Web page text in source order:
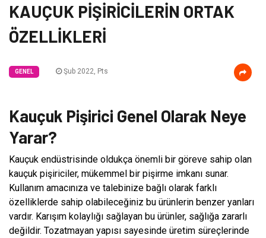
KAUÇUK PİŞİRİCİLERİN ORTAK
ÖZELLİKLERİ
GENEL Şub 2022, Pts
Kauçuk Pişirici Genel Olarak Neye
Yarar?
Kauçuk endüstrisinde oldukça önemli bir göreve sahip olan
kauçuk pişiriciler, mükemmel bir pişirme imkanı sunar.
Kullanım amacınıza ve talebinize bağlı olarak farklı
özelliklerde sahip olabileceğiniz bu ürünlerin benzer yanları
vardır. Karışım kolaylığı sağlayan bu ürünler, sağlığa zararlı
değildir. Tozatmayan yapısı sayesinde üretim süreçlerinde